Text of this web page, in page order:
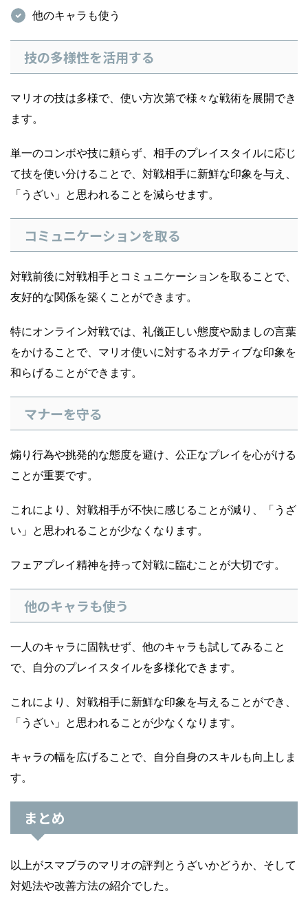
他のキャラも使う
技の多様性を活用する
マリオの技は多様で、使い方次第で様々な戦術を展開でき
ます。
単一のコンボや技に頼らず、相手のプレイスタイルに応じ
て技を使い分けることで、対戦相手に新鮮な印象を与え、
「うざい」と思われることを減らせます。
コミュニケーションを取る
対戦前後に対戦相手とコミュニケーションを取ることで、
友好的な関係を築くことができます。
特にオンライン対戦では、礼儀正しい態度や励ましの言葉
をかけることで、マリオ使いに対するネガティブな印象を
和らげることができます。
マナーを守る
煽り行為や挑発的な態度を避け、公正なプレイを心がける
ことが重要です。
これにより、対戦相手が不快に感じることが減り、「うざ
い」と思われることが少なくなります。
フェアプレイ精神を持って対戦に臨むことが大切です。
他のキャラも使う
一人のキャラに固執せず、他のキャラも試してみること
で、自分のプレイスタイルを多様化できます。
これにより、対戦相手に新鮮な印象を与えることができ、
「うざい」と思われることが少なくなります。
キャラの幅を広げることで、自分自身のスキルも向上しま
す。
まとめ
以上がスマブラのマリオの評判とうざいかどうか、そして
対処法や改善方法の紹介でした。